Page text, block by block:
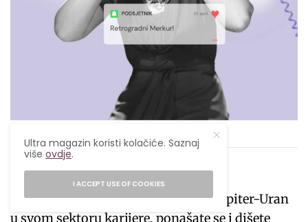
Lav
Sada kada ste iskusili konjunkciju Jupiter-Uran
u svom sektoru karijere, ponašate se i dišete
Ultra magazin koristi kolačiće. Saznaj
višeovdje.
I ACCEPT USE OF COOKIES